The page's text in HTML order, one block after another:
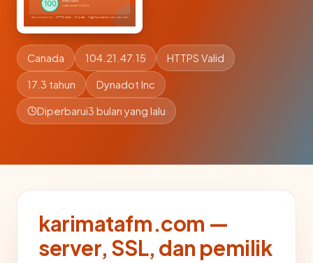
Canada 104.21.47.15 HTTPS Valid
17.3 tahun Dynadot Inc
Diperbarui3 bulan yang lalu
karimatafm.com —
server, SSL, dan pemilik